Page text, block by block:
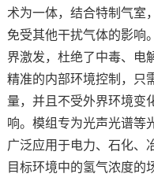
术为一体，结合特制气室
免受其他干扰气体的影响
界激发，杜绝了中毒、电
精准的内部环境控制，只
量，并且不受外界环境变
响。模组专为光声光谱等
广泛应用于电力、石化、
目标环境中的氢气浓度的